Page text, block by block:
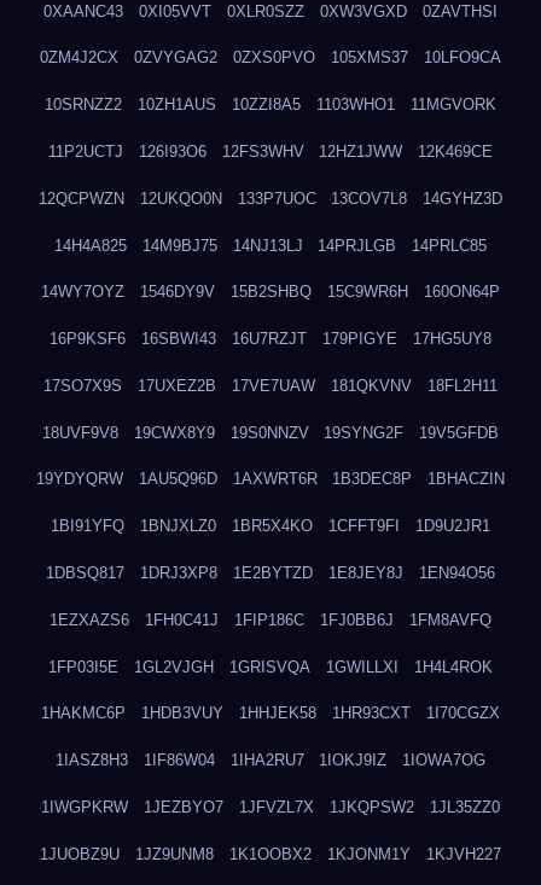
0XAANC43 0XI05VVT 0XLR0SZZ 0XW3VGXD 0ZAVTHSI
0ZM4J2CX 0ZVYGAG2 0ZXS0PVO 105XMS37 10LFO9CA
10SRNZZ2 10ZH1AUS 10ZZI8A5 1103WHO1 11MGVORK
11P2UCTJ 126I93O6 12FS3WHV 12HZ1JWW 12K469CE
12QCPWZN 12UKQO0N 133P7UOC 13COV7L8 14GYHZ3D
14H4A825 14M9BJ75 14NJ13LJ 14PRJLGB 14PRLC85
14WY7OYZ 1546DY9V 15B2SHBQ 15C9WR6H 160ON64P
16P9KSF6 16SBWI43 16U7RZJT 179PIGYE 17HG5UY8
17SO7X9S 17UXEZ2B 17VE7UAW 181QKVNV 18FL2H11
18UVF9V8 19CWX8Y9 19S0NNZV 19SYNG2F 19V5GFDB
19YDYQRW 1AU5Q96D 1AXWRT6R 1B3DEC8P 1BHACZIN
1BI91YFQ 1BNJXLZ0 1BR5X4KO 1CFFT9FI 1D9U2JR1
1DBSQ817 1DRJ3XP8 1E2BYTZD 1E8JEY8J 1EN94O56
1EZXAZS6 1FH0C41J 1FIP186C 1FJ0BB6J 1FM8AVFQ
1FP03I5E 1GL2VJGH 1GRISVQA 1GWILLXI 1H4L4ROK
1HAKMC6P 1HDB3VUY 1HHJEK58 1HR93CXT 1I70CGZX
1IASZ8H3 1IF86W04 1IHA2RU7 1IOKJ9IZ 1IOWA7OG
1IWGPKRW 1JEZBYO7 1JFVZL7X 1JKQPSW2 1JL35ZZ0
1JUOBZ9U 1JZ9UNM8 1K1OOBX2 1KJONM1Y 1KJVH227